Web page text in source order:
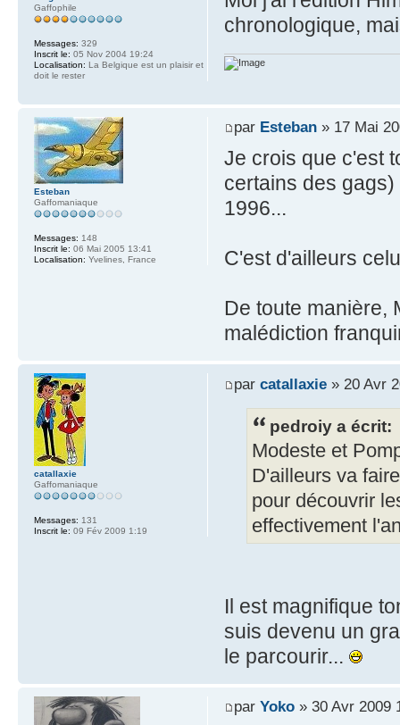
chronologique,
Gaffophile
Messages: 329
Inscrit le: 05 Nov 2004 19:24
Localisation: La Belgique est un plaisir et
doit le rester
par Esteban» 17 Mai
Je crois que c'est
certains des
1996...
C'est d'ailleurs
De toute manière,
malédiction
Esteban
Gaffomaniaque
Messages: 148
Inscrit le: 06 Mai 2005 13:41
Localisation: Yvelines, France
par catallaxie» 20 Avr
pedroiy a écrit:
Modeste et
D'ailleurs va
pour découvrir
effectivement
Il est magnifique
suis devenu un
le parcourir...
catallaxie
Gaffomaniaque
Messages: 131
Inscrit le: 09 Fév 2009 1:19
par Yoko» 30 Avr 2009